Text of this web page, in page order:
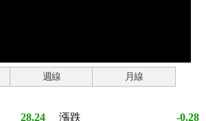
週線 月線
28.24 漲跌 -0.28